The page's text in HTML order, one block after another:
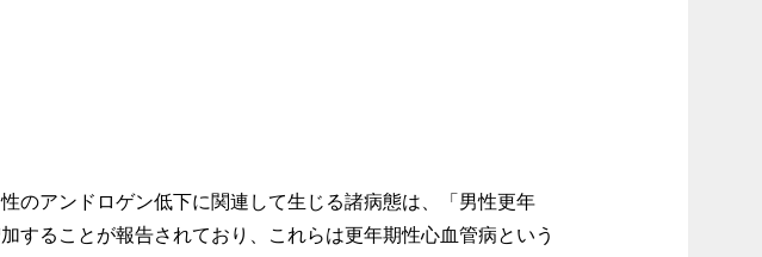
のアンドロゲン低下に関連して生じる諸病態は、「男性更年
することが報告されており、これらは更年期性心血管病という